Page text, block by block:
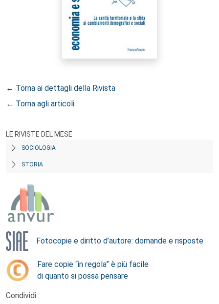
← Torna ai dettagli della Rivista
← Torna agli articoli
LE RIVISTE DEL MESE
SOCIOLOGIA
STORIA
Fotocopie e diritto d’autore: domande e risposte
Fare copie “in regola” è più facile
di quanto si possa pensare
Condividi :